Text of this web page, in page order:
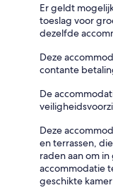
Er geldt
toeslag voor
dezelfde
Deze
contante
De
Deze
en terrassen,
raden aan om
accommodatie
geschikte